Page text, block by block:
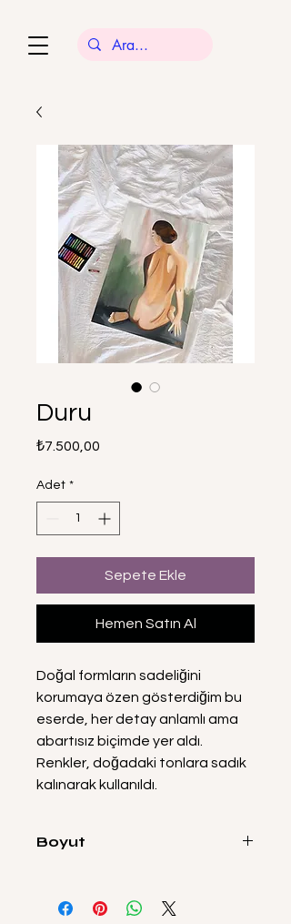
Duru
₺7.500,00
Adet *
Sepete Ekle
Hemen Satın Al
Doğal formların sadeliğini
korumaya özen gösterdiğim bu
eserde, her detay anlamlı ama
abartısız biçimde yer aldı.
Renkler, doğadaki tonlara sadık
kalınarak kullanıldı.
Boyut